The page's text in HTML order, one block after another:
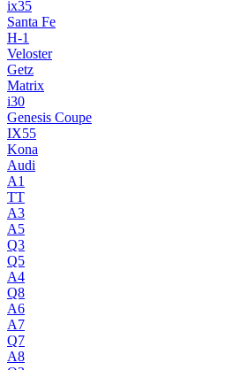
ix35
Santa Fe
H-1
Veloster
Getz
Matrix
i30
Genesis Coupe
IX55
Kona
Audi
A1
TT
A3
A5
Q3
Q5
A4
Q8
A6
A7
Q7
A8